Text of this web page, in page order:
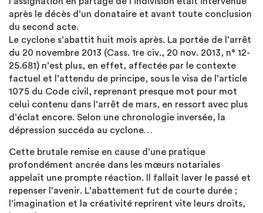
après le décès d’un donataire et avant toute conclusion
du second acte.
Le cyclone s’abattit huit mois après. La portée de l’arrêt
du 20 novembre 2013 (Cass. 1re civ., 20 nov. 2013, n° 12-
25.681) n’est plus, en effet, affectée par le contexte
factuel et l’attendu de principe, sous le visa de l’article
1075 du Code civil, reprenant presque mot pour mot
celui contenu dans l’arrêt de mars, en ressort avec plus
d’éclat encore. Selon une chronologie inversée, la
dépression succéda au cyclone…
Cette brutale remise en cause d’une pratique
profondément ancrée dans les mœurs notariales
appelait une prompte réaction. Il fallait laver le passé et
repenser l’avenir. L’abattement fut de courte durée ;
l’imagination et la créativité reprirent vite leurs droits,